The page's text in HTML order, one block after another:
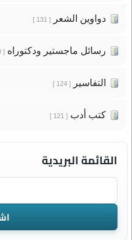
دواوين الشعر[ 131 ]
رسائل ماجستير ودكتوراه[ 130 ]
التفاسير[ 124 ]
كتب أدب[ 121 ]
القائمة البريدية